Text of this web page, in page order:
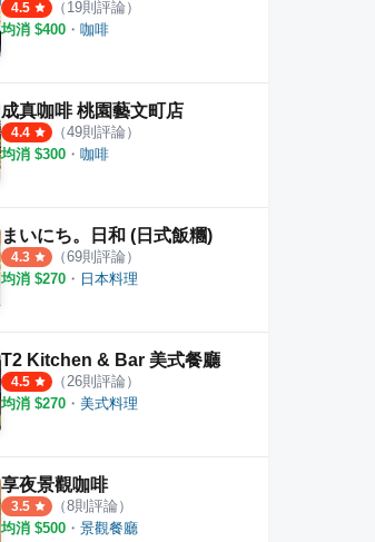
2則評論
4.5 （ 19則評論）
均消 $400 ・ 咖啡
成真咖啡 桃園藝文町店
4.4 （49則評論）
均消 $300 ・ 咖啡
まいにち。日和 (日式飯糰)
4.3 （69則評論）
均消 $270 ・ 日本料理
T2 Kitchen & Bar 美式餐廳
4.5 （ 26則評論）
均消 $270 ・ 美式料理
享夜景觀咖啡
3.5 （8則評論）
均消 $500 ・ 景觀餐廳